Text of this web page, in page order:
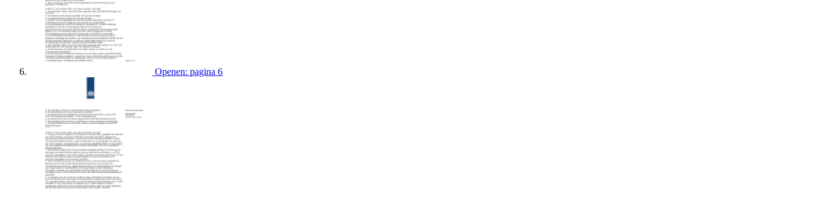
Openen: pagina 6